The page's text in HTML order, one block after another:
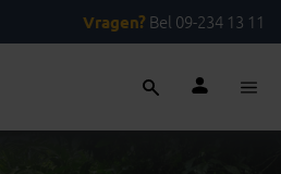
Vragen? Bel 09-234 13 11